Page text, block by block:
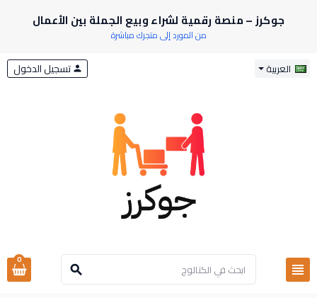
جوكرز – منصة رقمية لشراء وبيع الجملة بين الأعمال
من المورد إلى متجرك مباشرة
العربية
view_headline
search
person تسجيل الدخول
0